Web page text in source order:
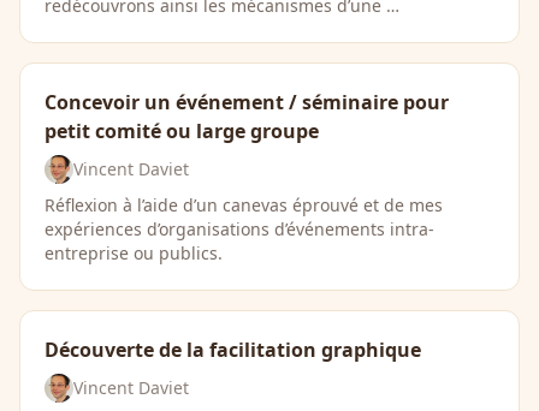
redécouvrons ainsi les mécanismes d’une …
Concevoir un événement / séminaire pour
petit comité ou large groupe
Vincent Daviet
Réflexion à l’aide d’un canevas éprouvé et de mes
expériences d’organisations d’événements intra-
entreprise ou publics.
Découverte de la facilitation graphique
Vincent Daviet